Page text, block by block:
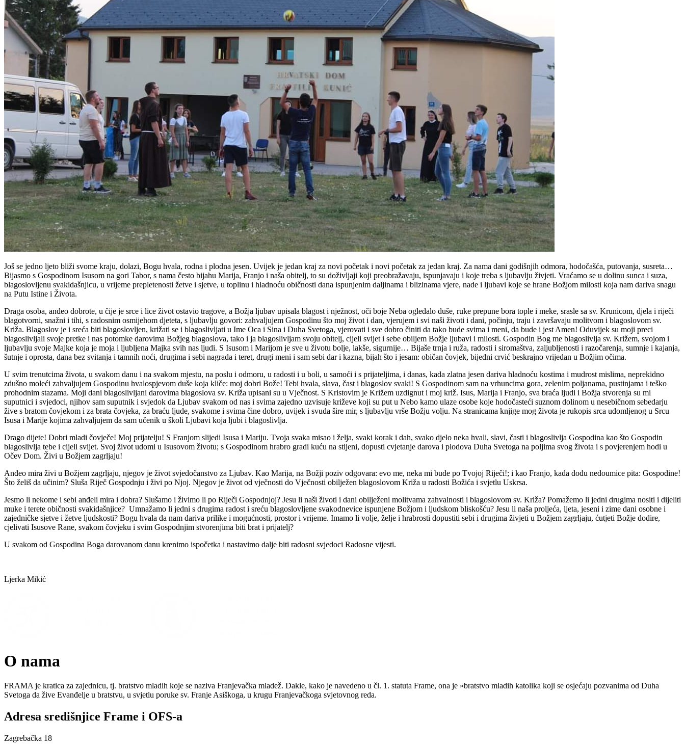
Još se jedno ljeto bliži svome kraju, dolazi, Bogu hvala, rodna i plodna jesen. Uvijek je jedan kraj za novi početak i novi početak za jedan kraj. Za nama dani godišnjih odmora, hodočašća, putovanja, susreta…
Bijasmo s Gospodinom Isusom na gori Tabor, s nama često bijahu Marija, Franjo i naša obitelj, to su doživljaji koji preobražavaju, ispunjavaju i koje treba s ljubavlju živjeti. Vraćamo se u dolinu sunca i suza,
blagoslovljenu svakidašnjicu, u vrijeme prepletenosti žetve i sjetve, u toplinu i hladnoću običnosti dana ispunjenim daljinama i blizinama vjere, nade i ljubavi koje se hrane Božjom milosti koja nam dariva snagu
na Putu Istine i Života.
Draga osoba, anđeo dobrote, u čije je srce i lice život ostavio tragove, a Božja ljubav upisala blagost i nježnost, oči boje Neba ogledalo duše, ruke prepune bora tople i meke, srasle sa sv. Krunicom, djela i riječi
blagotvorni, snažni i tihi, s radosnim osmijehom djeteta, s ljubavlju govori: zahvaljujem Gospodinu što moj život i dan, vjerujem i svi naši životi i dani, počinju, traju i završavaju molitvom i blagoslovom sv.
Križa. Blagoslov je i sreća biti blagoslovljen, križati se i blagoslivljati u Ime Oca i Sina i Duha Svetoga, vjerovati i sve dobro činiti da tako bude svima i meni, da bude i jest Amen! Oduvijek su moji preci
blagoslivljali svoje pretke i nas potomke darovima Božjeg blagoslova, tako i ja blagoslivljam svoju obitelj, cijeli svijet i sebe obiljem Božje ljubavi i milosti. Gospodin Bog me blagoslivlja sv. Križem, svojom i
ljubavlju svoje Majke koja je moja i ljubljena Majka svih nas ljudi. S Isusom i Marijom je sve u životu bolje, lakše, sigurnije… Bijaše trnja i ruža, radosti i siromaštva, zaljubljenosti i razočarenja, sumnje i kajanja,
šutnje i oprosta, dana bez svitanja i tamnih noći, drugima i sebi nagrada i teret, drugi meni i sam sebi dar i kazna, bijah što i jesam: običan čovjek, bijedni crvić beskrajno vrijedan u Božjim očima.
U svim trenutcima života, u svakom danu i na svakom mjestu, na poslu i odmoru, u radosti i u boli, u samoći i s prijateljima, i danas, kada zlatna jesen dariva hladnoću kostima i mudrost mislima, neprekidno
zdušno moleći zahvaljujem Gospodinu hvalospjevom duše koja kliče: moj dobri Bože! Tebi hvala, slava, čast i blagoslov svaki! S Gospodinom sam na vrhuncima gora, zelenim poljanama, pustinjama i teško
prohodnim stazama. Moji dani blagoslivljani darovima blagoslova sv. Križa upisani su u Vječnost. S Kristovim je Križem uzdignut i moj križ. Isus, Marija i Franjo, sva braća ljudi i Božja stvorenja su mi
suputnici i svjedoci, njihov sam suputnik i svjedok da Ljubav svakom od nas i svima zajedno uzvisuje križeve koji su put u Nebo kamo ulaze osobe koje hodočasteći suznom dolinom u nesebičnom sebedarju
žive s bratom čovjekom i za brata čovjeka, za braću ljude, svakome i svima čine dobro, uvijek i svuda šire mir, s ljubavlju vrše Božju volju. Na stranicama knjige mog života je rukopis srca udomljenog u Srcu
Isusa i Marije kojima zahvaljujem da sam učenik u školi Ljubavi koja ljubi i blagoslivlja.
Drago dijete! Dobri mladi čovječe! Moj prijatelju! S Franjom slijedi Isusa i Mariju. Tvoja svaka misao i želja, svaki korak i dah, svako djelo neka hvali, slavi, časti i blagoslivlja Gospodina kao što Gospodin
blagoslivlja tebe i cijeli svijet. Svoj život udomi u Isusovom životu; s Gospodinom hrabro gradi kuću na stijeni, dopusti cvjetanje darova i plodova Duha Svetoga na poljima svog života i s povjerenjem hodi u
Očev Dom. Živi u Božjem zagrljaju!
Anđeo mira živi u Božjem zagrljaju, njegov je život svjedočanstvo za Ljubav. Kao Marija, na Božji poziv odgovara: evo me, neka mi bude po Tvojoj Riječi!; i kao Franjo, kada dođu nedoumice pita: Gospodine!
Što želiš da učinim? Sluša Riječ Gospodnju i živi po Njoj. Njegov je život od vječnosti do Vječnosti obilježen blagoslovom Križa u radosti Božića i svjetlu Uskrsa.
Jesmo li nekome i sebi anđeli mira i dobra? Slušamo i živimo li po Riječi Gospodnjoj? Jesu li naši životi i dani obilježeni molitvama zahvalnosti i blagoslovom sv. Križa? Pomažemo li jedni drugima nositi i dijeliti
muke i terete običnosti svakidašnjice? Umnažamo li jedni s drugima radost i sreću blagoslovljene svakodnevice ispunjene Božjom i ljudskom bliskošću? Jesu li naša proljeća, ljeta, jeseni i zime dani osobne i
zajedničke sjetve i žetve ljudskosti? Bogu hvala da nam dariva prilike i mogućnosti, prostor i vrijeme. Imamo li volje, želje i hrabrosti dopustiti sebi i drugima živjeti u Božjem zagrljaju, ćutjeti Božje dodire,
cjelivati Isusove Rane, svakom čovjeku i svim Gospodnjim stvorenjima biti brat i prijatelj?
U svakom od Gospodina Boga darovanom danu krenimo ispočetka i nastavimo dalje biti radosni svjedoci Radosne vijesti.
Ljerka Mikić
O nama
FRAMA je kratica za zajednicu, tj. bratstvo mladih koje se naziva Franjevačka mladež. Dakle, kako je navedeno u čl. 1. statuta Frame, ona je »bratstvo mladih katolika koji se osjećaju pozvanima od Duha
Svetoga da žive Evanđelje u bratstvu, u svjetlu poruke sv. Franje Asiškoga, u krugu Franjevačkoga svjetovnog reda.
Adresa središnjice Frame i OFS-a
Zagrebačka 18